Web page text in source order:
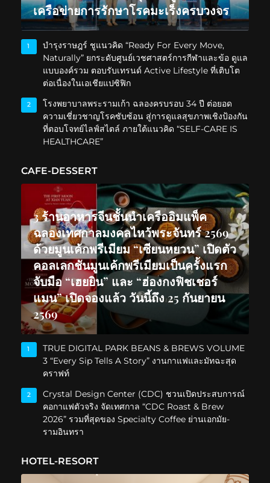
เครือข่ายการรักษาโรคมะเร็งครบวงจร
1
บำรุงราษฎร์ ชูแนวคิด “Ready For Every Move,
Naturally” ยกระดับศูนย์เวชศาสตร์การกีฬาและข้อ ดูแล
แบบองค์รวม ตอบรับเทรนด์ Active Lifestyle ที่เติบโต
ต่อเนื่องในเอเชียแปซิฟิก
2
โรงพยาบาลพระรามเก้า ฉลองครบรอบ 34 ปี ต่อยอด
ความเชี่ยวชาญโรคซับซ้อน สู่การดูแลสุขภาพเชิงป้องกัน
ที่ตอบโจทย์ไลฟ์สไตล์ ภายใต้แนวคิด “SELF-CARE IS
HEALTHCARE”
CAFE-DESSERT
3 ร้านอาหารจีนชั้นนำเครืออิมแพ็ค
ฉลองเทศกาลมงคลไหว้พระจันทร์ 2569
ด้วยมูนเค้กพรีเมียม “เซียนหยวน” เปิดตัว
คอลเลกชันมูนเค้กพรีเมียมเป็นครั้งแรก
จับมือ “เฮยยิน” และ “ฮ่องกงฟิชเชอร์
แมน” เปิดจองแล้ว วันนี้ถึง 25 กันยายน
2569
1
TRUE DIGITAL PARK BEANS & BREWS VOLUME
3 “Every Sip Tells A Story” งานกาแฟและมัทฉะสุด
คราฟท์
2
Crystal Design Center (CDC) ชวนเปิดประสบการณ์
คอกาแฟตัวจริง จัดเทศกาล “CDC Roast & Brew
2026” รวมที่สุดของ Specialty Coffee ย่านเอกมัย-
รามอินทรา
HOTEL-RESORT